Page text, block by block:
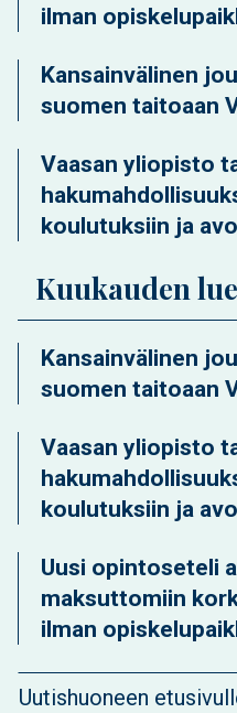
ilman
Kansainvälinen
suomen taitoaan
Vaasan yliopisto
koulutuksiin ja
Kuukauden
Kansainvälinen
suomen taitoaan
Vaasan yliopisto
koulutuksiin ja
Uusi opintoseteli
maksuttomiin
ilman
Uutishuoneen